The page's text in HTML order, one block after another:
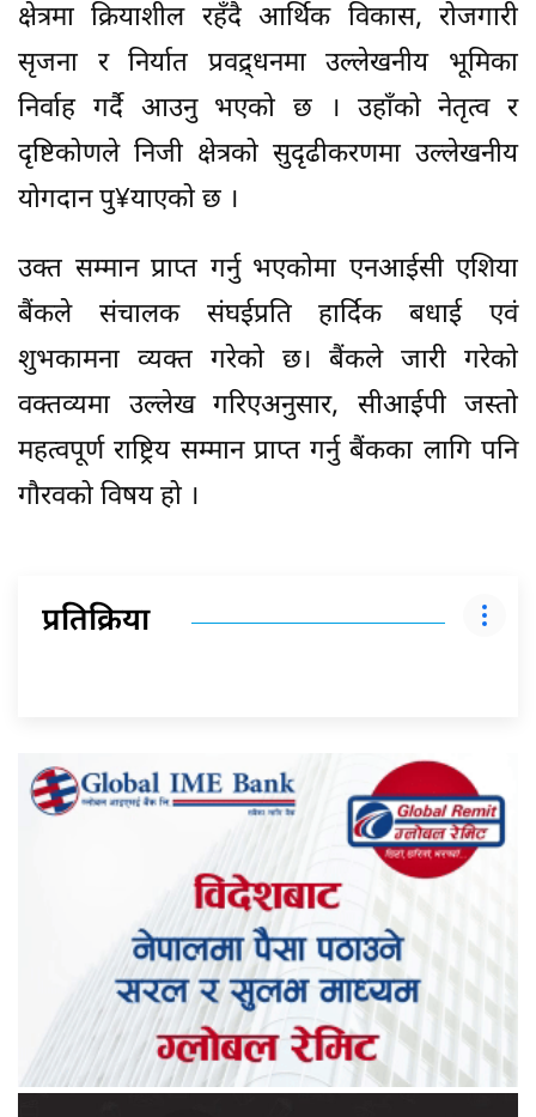
क्षेत्रमा क्रियाशील रहँदै आर्थिक विकास, रोजगारी
सृजना र निर्यात प्रवद्र्धनमा उल्लेखनीय भूमिका
निर्वाह गर्दै आउनु भएको छ । उहाँको नेतृत्व र
दृष्टिकोणले निजी क्षेत्रको सुदृढीकरणमा उल्लेखनीय
योगदान पु¥याएको छ ।
उक्त सम्मान प्राप्त गर्नु भएकोमा एनआईसी एशिया
बैंकले संचालक संघईप्रति हार्दिक बधाई एवं
शुभकामना व्यक्त गरेको छ। बैंकले जारी गरेको
वक्तव्यमा उल्लेख गरिएअनुसार, सीआईपी जस्तो
महत्वपूर्ण राष्ट्रिय सम्मान प्राप्त गर्नु बैंकका लागि पनि
गौरवको विषय हो ।
प्रतिक्रिया